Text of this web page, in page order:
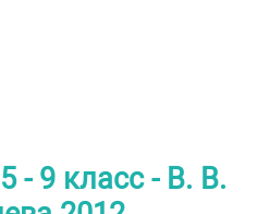
- 9 класс - В. В.